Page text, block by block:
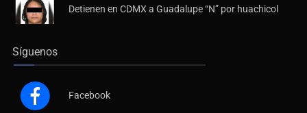
Detienen en CDMX a Guadalupe “N” por huachicol
Síguenos
Facebook